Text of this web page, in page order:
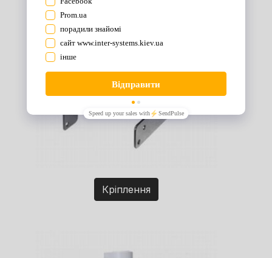
Кріплення